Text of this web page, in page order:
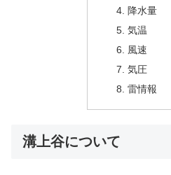
降水量
気温
風速
気圧
雷情報
溝上谷について